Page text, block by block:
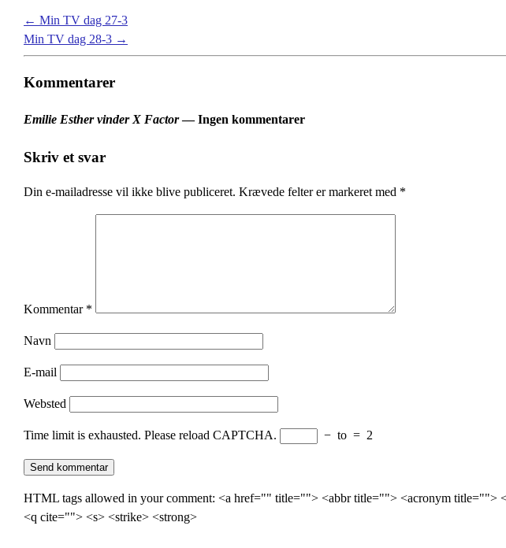
← Min TV dag 27-3
Min TV dag 28-3 →
Kommentarer
Emilie Esther vinder X Factor— Ingen kommentarer
Skriv et svar
Din e-mailadresse vil ikke blive publiceret. Krævede felter er markeret med *
Kommentar *
Navn
E-mail
Websted
Time limit is exhausted. Please reload CAPTCHA. − to = 2
HTML tags allowed in your comment: <a href="" title=""> <abbr title=""> <acronym title="">
<q cite=""> <s> <strike> <strong>